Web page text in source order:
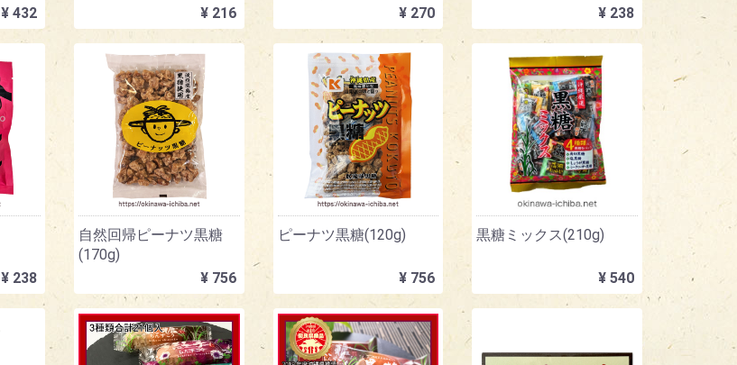
¥ 432
¥ 216
¥ 270
¥ 238
¥ 238
自然回帰ピーナツ黒糖
(170g)
¥ 756
ピーナツ黒糖(120g)
¥ 756
黒糖ミックス(210g)
¥ 540